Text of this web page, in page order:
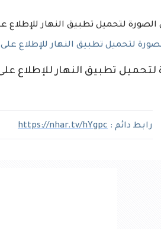
لتحميل تطبيق النهار للإطلاع على
تطبيق النهار للإطلاع
رابط دائم : https://nhar.tv/hYgpc